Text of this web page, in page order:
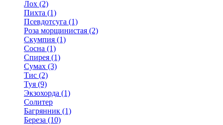
Лох (2)
Пихта (1)
Псевдотсуга (1)
Роза морщинистая (2)
Скумпия (1)
Сосна (1)
Спирея (1)
Сумах (3)
Тис (2)
Туя (9)
Экзохорда (1)
Солитер
Багрянник (1)
Береза (10)